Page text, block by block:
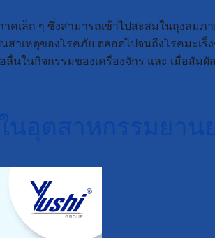
เล็ก ๆ ซึ่งสามารถเข้าไปสะสมในถุงลมภ
าเหตุของโรคภัย ตลอดไปจนถึงโรคมะเร็
นในกิจกรรมของเครื่องจักร และ เมื่อสัม